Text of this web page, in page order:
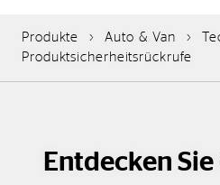
Produkte Auto & Van
Produktsicherheitsrückrufe
Entdecken